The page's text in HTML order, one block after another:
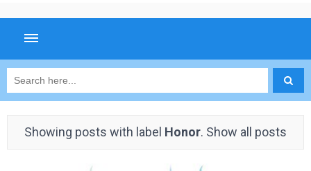
Showing posts with label Honor. Show all posts